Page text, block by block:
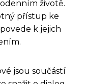
životě.
přístup ke
k jejich
jsou součástí